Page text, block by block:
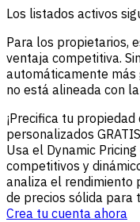
Los listados activos
Para los propietarios,
ventaja competitiva.
automáticamente más
no está alineada con
¡Precifica tu
personalizados
Usa el Dynamic
competitivos y
analiza el rendimiento
de precios sólida para
Crea tu cuenta ahora